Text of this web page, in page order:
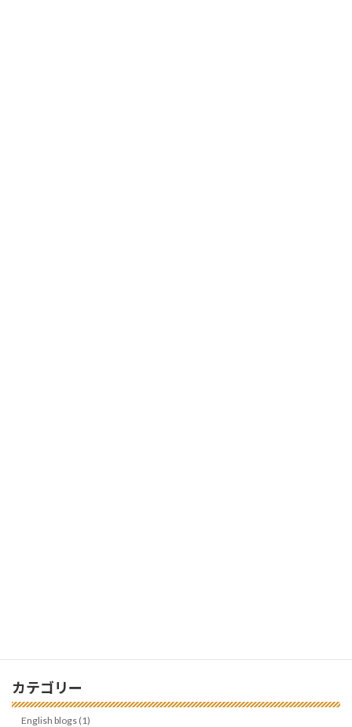
カテゴリー
English blogs (1)